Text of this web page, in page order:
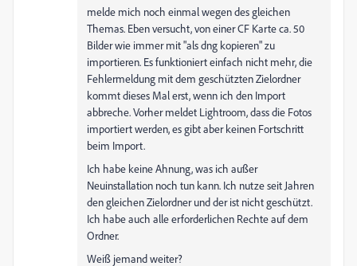
melde mich noch einmal wegen des gleichen
Themas. Eben versucht, von einer CF Karte ca. 50
Bilder wie immer mit "als dng kopieren" zu
importieren. Es funktioniert einfach nicht mehr, die
Fehlermeldung mit dem geschützten Zielordner
kommt dieses Mal erst, wenn ich den Import
abbreche. Vorher meldet Lightroom, dass die Fotos
importiert werden, es gibt aber keinen Fortschritt
beim Import.
Ich habe keine Ahnung, was ich außer
Neuinstallation noch tun kann. Ich nutze seit Jahren
den gleichen Zielordner und der ist nicht geschützt.
Ich habe auch alle erforderlichen Rechte auf dem
Ordner.
Weiß jemand weiter?